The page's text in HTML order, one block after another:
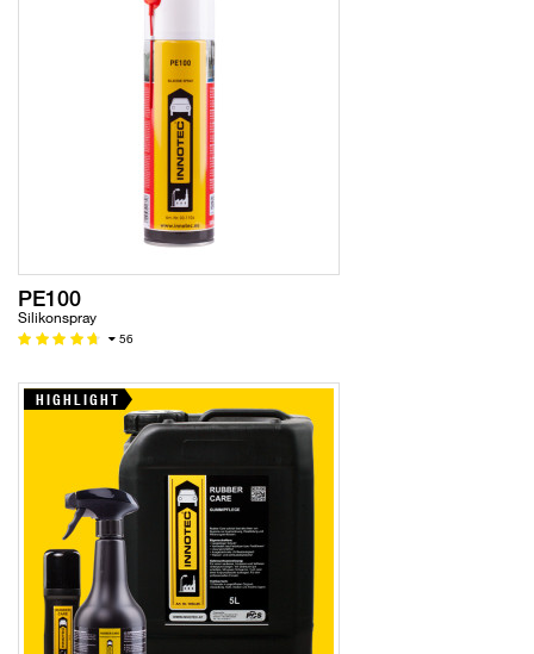
PE100
Silikonspray
56
HIGHLIGHT